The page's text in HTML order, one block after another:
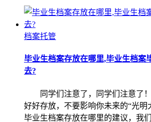
档案托管
毕业生档案存放在哪里,毕业生档案
去?
同学们注意了，同学们注意了！
好好存放，不要影响你未来的“光明
毕业生档案存放在哪里的建议，我